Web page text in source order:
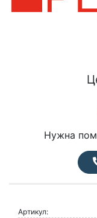
Нужна
Артикул: